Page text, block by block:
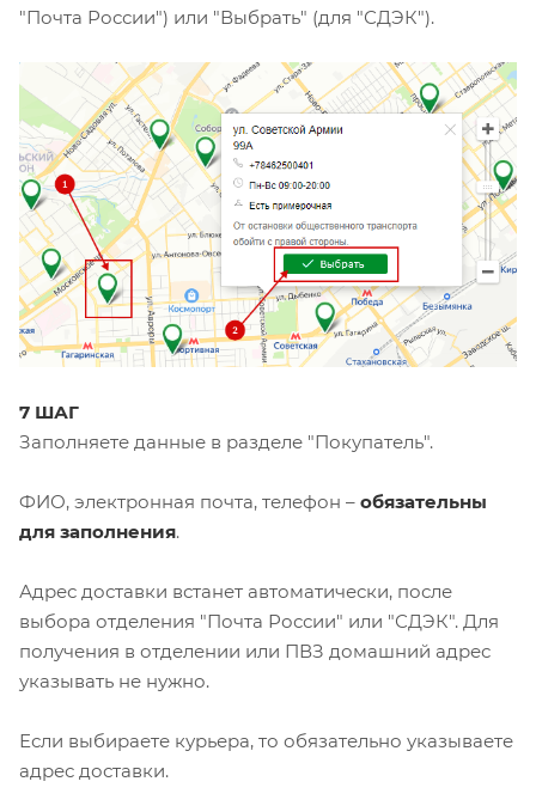
"Почта России") или "Выбрать" (для "СДЭК").
7 ШАГ
Заполняете данные в разделе "Покупатель".
ФИО, электронная почта, телефон – обязательны
для заполнения.
Адрес доставки встанет автоматически, после
выбора отделения "Почта России" или "СДЭК". Для
получения в отделении или ПВЗ домашний адрес
указывать не нужно.
Если выбираете курьера, то обязательно указываете
адрес доставки.